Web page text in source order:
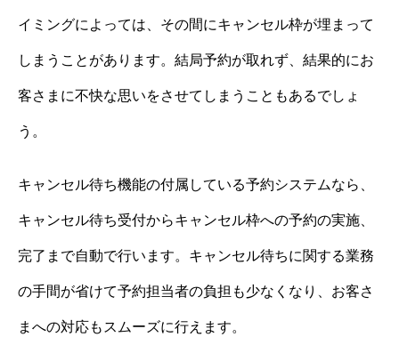
イミングによっては、その間にキャンセル枠が埋まって
しまうことがあります。結局予約が取れず、結果的にお
客さまに不快な思いをさせてしまうこともあるでしょ
う。
キャンセル待ち機能の付属している予約システムなら、
キャンセル待ち受付からキャンセル枠への予約の実施、
完了まで自動で行います。キャンセル待ちに関する業務
の手間が省けて予約担当者の負担も少なくなり、お客さ
まへの対応もスムーズに行えます。